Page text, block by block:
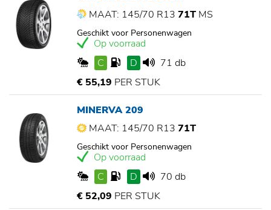
MAAT: 145/70 R13 71T MS
Geschikt voor Personenwagen
Op voorraad
C
D
71 db
€ 55,19 PER STUK
MINERVA 209
MAAT: 145/70 R13 71T
Geschikt voor Personenwagen
Op voorraad
C
D
70 db
€ 52,09 PER STUK